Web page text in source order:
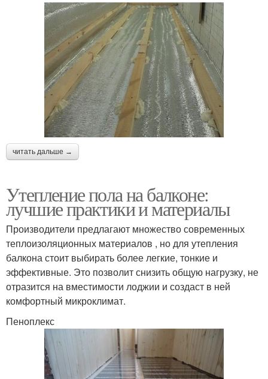
читать дальше →
Утепление пола на балконе:
лучшие практики и материалы
Производители предлагают множество современных
теплоизоляционных материалов , но для утепления
балкона стоит выбирать более легкие, тонкие и
эффективные. Это позволит снизить общую нагрузку, не
отразится на вместимости лоджии и создаст в ней
комфортный микроклимат.
Пеноплекс